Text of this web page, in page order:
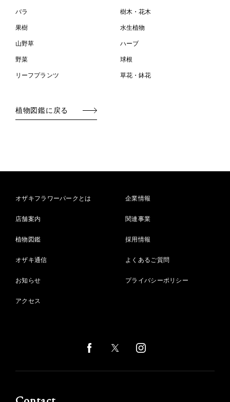
バラ 樹木・花木
果樹 水生植物
山野草 ハーブ
野菜 球根
リーフプランツ 草花・鉢花
植物図鑑に戻る
オザキフラワーパークとは
店舗案内
植物図鑑
オザキ通信
お知らせ
アクセス
企業情報
関連事業
採用情報
よくあるご質問
プライバシーポリシー